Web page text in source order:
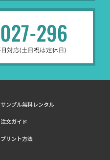
サンプル無料レンタル
注文ガイド
プリント方法